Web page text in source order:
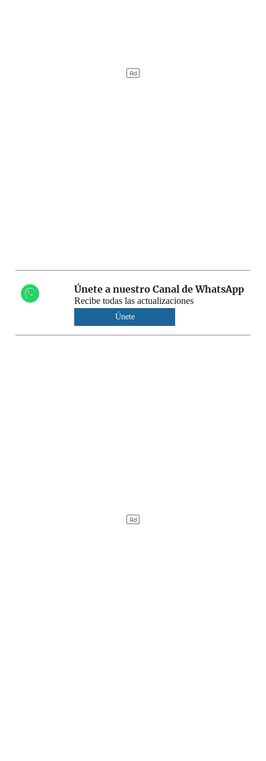
Únete a nuestro Canal de WhatsApp
Recibe todas las actualizaciones
Únete